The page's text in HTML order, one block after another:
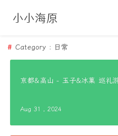
小小海原
Category : 日常
京都&高山 - 玉子&冰菓 巡礼
Aug 31 , 2024